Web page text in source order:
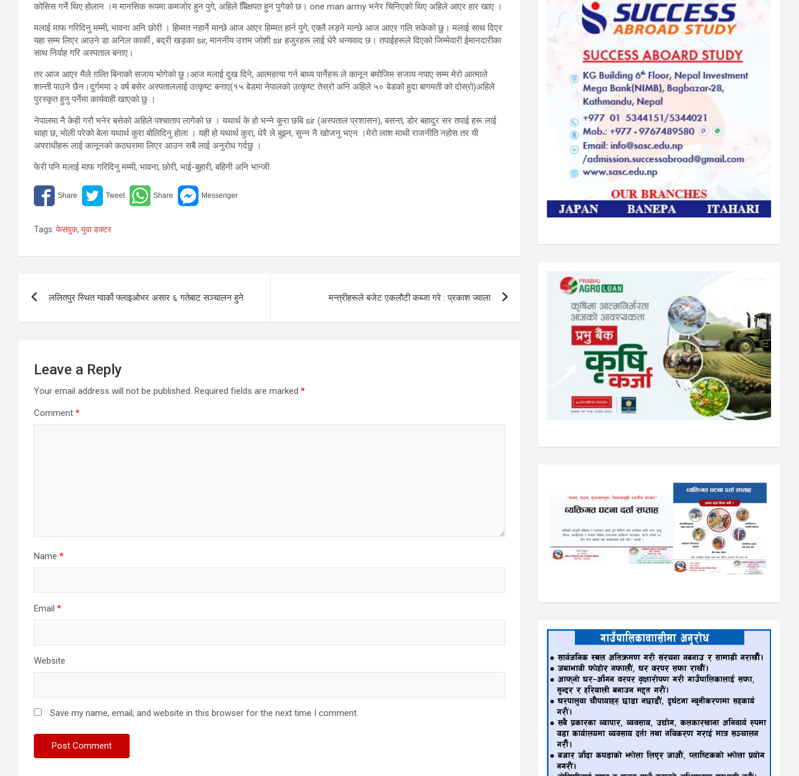
कोसिस गर्ने थिए होलान ।म मानसिक रूपमा कमजोर हुन पुगे, अहिले बििक्षपत हुन पुगेको छ। one man army भनेर चिनिएको थिए अहिले आएर हार खाए ।
मलाई माफ गरिदिनु मम्मी, भावना अनि छोरी । हिम्मत नहार्ने मान्छे आज आएर हिम्मत हार्न पुगे, एक्लै लड़ने मान्छे आज आएर गलि सकेको छु। मलाई साथ दिएर
यहा सम्म लिएर आउने डा अनिल कार्की , बद्री खड़का sir, माननीय उत्तम जोशी sir हजुरहरू लाई धेरै धन्यवाद छ। तपाईहरूले दिएको जिम्मेवारी ईमानदारीका
साथ निर्वाह गरि अस्पताल बनाए।
तर आज आएर मैले ग़ल्ति बिनाको सजाय भोगेको छु।आज मलाई दुख दिने, आत्महत्या गर्न बाध्य पार्नेहरू ले कानून बमोजिम सजाय नपाए सम्म मेरो आत्माले
शान्ती पाउने छैन।दुर्गममा २ वर्ष बसेर अस्पताललाई उत्कृष्ट बनाए(१५ बेडमा नेपालको उत्कृष्ट तेस्रो अनि अहिले ५० बेडको हुदा बागमती को दोस्रो)अहिले
पुरस्कृत हुनु पर्नेमा कार्यवाही खाएको छु ।
नेपालमा नै केही गरौ भनेर बसेको अहिले पश्चाताप लागेको छ । यथार्थ के हो भन्ने कुरा छबि sir (अस्पताल प्रशासन), बसन्त, डोर बहादुर सर तपाई हरू लाई
थाहा छ, भोली परेको बेला यथार्थ कुरा बोलिदिनु होला । यही हो यथार्थ कुरा, धेरै ले बुझ्न, सुन्न नै खोजनु भएन ।मेरो लाश माथी राजनीति नहोस तर यी
अपराधीहरू लाई कानूनको कठघरामा लिएर आउन सबै लाई अनुरोध गर्दछु ।
फेरी पनि मलाई माफ गरिदिनु मम्मी, भावना, छोरी, भाई-बुहारी, बहिनी अनि भान्जी
Tags: फेसवुक, युवा डक्टर
navigation
ललितपुर स्थित ग्वार्को फ्लाइओभर असार ६ गतेबाट सञ्चालन हुने मन्त्रीहरूले बजेट एकलौटी कब्जा गरे : प्रकाश ज्वाला
Leave a Reply
Your email address will not be published. Required fields are marked *
Comment *
Name *
Email *
Website
Save my name, email, and website in this browser for the next time I comment.